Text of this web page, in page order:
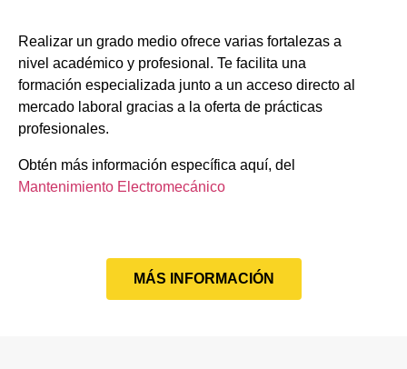
Realizar un grado medio ofrece varias fortalezas a
nivel académico y profesional. Te facilita una
formación especializada junto a un acceso directo al
mercado laboral gracias a la oferta de prácticas
profesionales.
Obtén más información específica aquí, del
Mantenimiento Electromecánico
MÁS INFORMACIÓN